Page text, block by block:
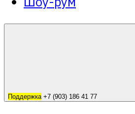
Поддержка+7 (903) 186 41 77